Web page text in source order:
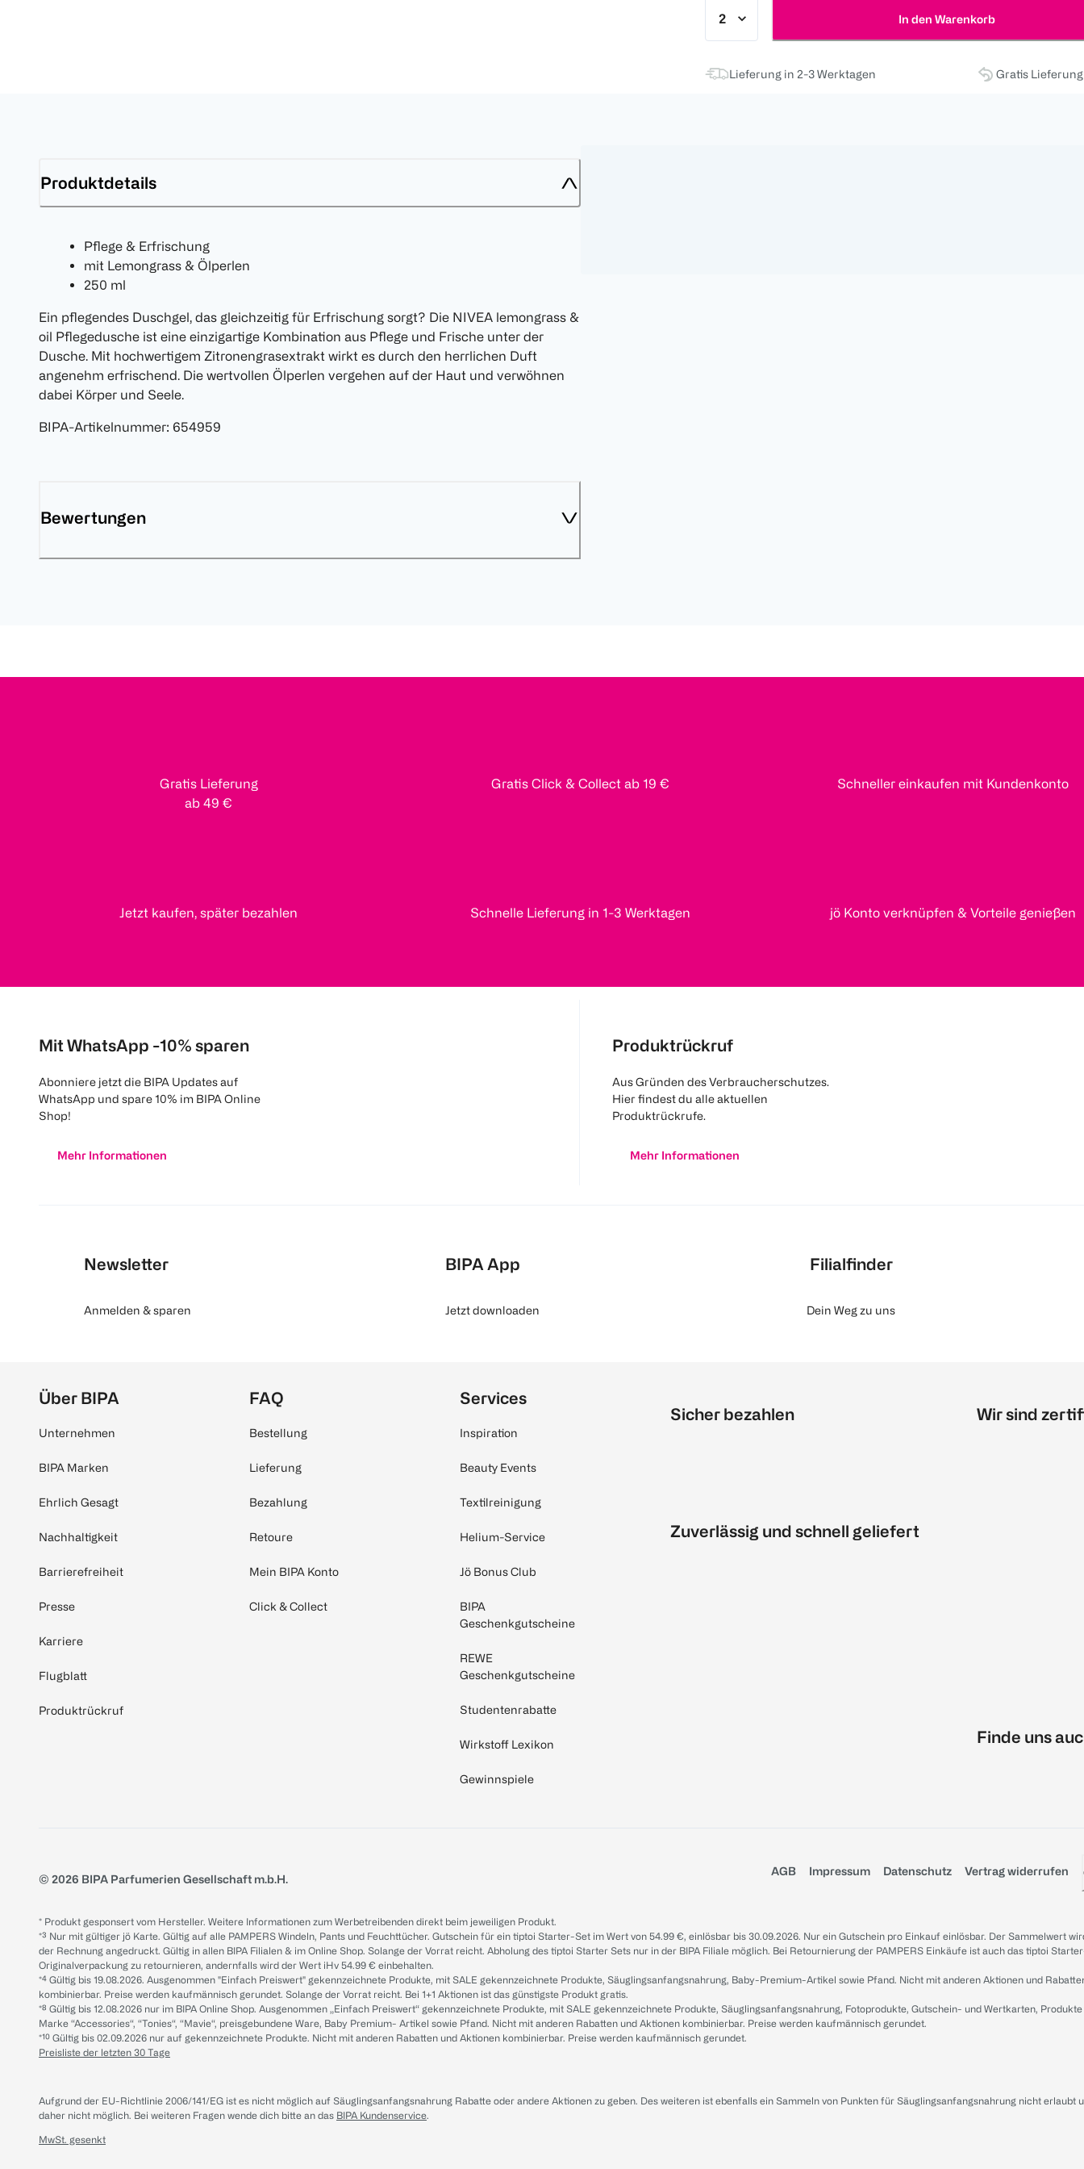
In den Warenkorb
Lieferung in 2-3 Werktagen Gratis
Produktdetails
Pflege & Erfrischung
mit Lemongrass & Ölperlen
250 ml
Ein pflegendes Duschgel, das gleichzeitig für Erfrischung sorgt? Die NIVEA lemongrass &
oil Pflegedusche ist eine einzigartige Kombination aus Pflege und Frische unter der
Dusche. Mit hochwertigem Zitronengrasextrakt wirkt es durch den herrlichen Duft
angenehm erfrischend. Die wertvollen Ölperlen vergehen auf der Haut und verwöhnen
dabei Körper und Seele.
BIPA-Artikelnummer: 654959
Bewertungen
Gratis Lieferung
ab 49 €
Gratis Click & Collect ab 19 € Schneller einkaufen mit Kundenkonto
Jetzt kaufen, später bezahlen Schnelle Lieferung in 1-3 Werktagen jö Konto verknüpfen & Vorteile genießen
Mit WhatsApp -10% sparen
Abonniere jetzt die BIPA Updates auf
WhatsApp und spare 10% im BIPA Online
Shop!
Mehr Informationen
Produktrückruf
Aus Gründen des Verbraucherschutzes.
Hier findest du alle aktuellen
Produktrückrufe.
Mehr Informationen
Newsletter
Anmelden & sparen
BIPA App
Jetzt downloaden
Filialfinder
Dein Weg zu uns
Über BIPA
Unternehmen
BIPA Marken
Ehrlich Gesagt
Nachhaltigkeit
Barrierefreiheit
Presse
Karriere
Flugblatt
Produktrückruf
FAQ
Bestellung
Lieferung
Bezahlung
Retoure
Mein BIPA Konto
Click & Collect
Services
Inspiration
Beauty Events
Textilreinigung
Helium-Service
Jö Bonus Club
BIPA
Geschenkgutscheine
REWE
Geschenkgutscheine
Studentenrabatte
Wirkstoff Lexikon
Gewinnspiele
Sicher bezahlen
Zuverlässig und schnell geliefert
Wir sind
Finde uns
© 2026 BIPA Parfumerien Gesellschaft m.b.H.
AGB Impressum Datenschutz Vertrag widerrufen
* Produkt gesponsert vom Hersteller. Weitere Informationen zum Werbetreibenden direkt beim jeweiligen Produkt.
*³ Nur mit gültiger jö Karte. Gültig auf alle PAMPERS Windeln, Pants und Feuchttücher. Gutschein für ein tiptoi Starter-Set im Wert von 54.99 €, einlösbar bis 30.09.2026. Nur ein Gutschein pro Einkauf einlösbar. Der Sammelwert
der Rechnung angedruckt. Gültig in allen BIPA Filialen & im Online Shop. Solange der Vorrat reicht. Abholung des tiptoi Starter Sets nur in der BIPA Filiale möglich. Bei Retournierung der PAMPERS Einkäufe ist auch das tiptoi
Originalverpackung zu retournieren, andernfalls wird der Wert iHv 54.99 € einbehalten.
*⁴ Gültig bis 19.08.2026. Ausgenommen "Einfach Preiswert" gekennzeichnete Produkte, mit SALE gekennzeichnete Produkte, Säuglingsanfangsnahrung, Baby-Premium-Artikel sowie Pfand. Nicht mit anderen Aktionen und
kombinierbar. Preise werden kaufmännisch gerundet. Solange der Vorrat reicht. Bei 1+1 Aktionen ist das günstigste Produkt gratis.
*⁸ Gültig bis 12.08.2026 nur im BIPA Online Shop. Ausgenommen „Einfach Preiswert“ gekennzeichnete Produkte, mit SALE gekennzeichnete Produkte, Säuglingsanfangsnahrung, Fotoprodukte, Gutschein- und Wertkarten,
Marke “Accessories“, “Tonies“, “Mavie“, preisgebundene Ware, Baby Premium- Artikel sowie Pfand. Nicht mit anderen Rabatten und Aktionen kombinierbar. Preise werden kaufmännisch gerundet.
*¹⁰ Gültig bis 02.09.2026 nur auf gekennzeichnete Produkte. Nicht mit anderen Rabatten und Aktionen kombinierbar. Preise werden kaufmännisch gerundet.
Preisliste der letzten 30 Tage
Aufgrund der EU-Richtlinie 2006/141/EG ist es nicht möglich auf Säuglingsanfangsnahrung Rabatte oder andere Aktionen zu geben. Des weiteren ist ebenfalls ein Sammeln von Punkten für Säuglingsanfangsnahrung nicht erlaubt
daher nicht möglich. Bei weiteren Fragen wende dich bitte an das BIPA Kundenservice.
MwSt. gesenkt